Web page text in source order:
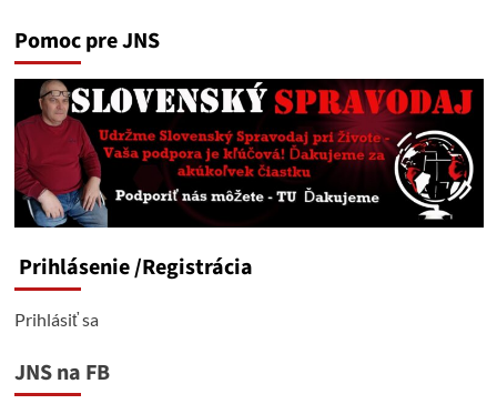
Ondreja
Opäť,
to
čo
pri
Duchoňovi.
Pomoc pre JNS
Prihlásenie/Registrácia
Prihlásiť sa
JNS na FB